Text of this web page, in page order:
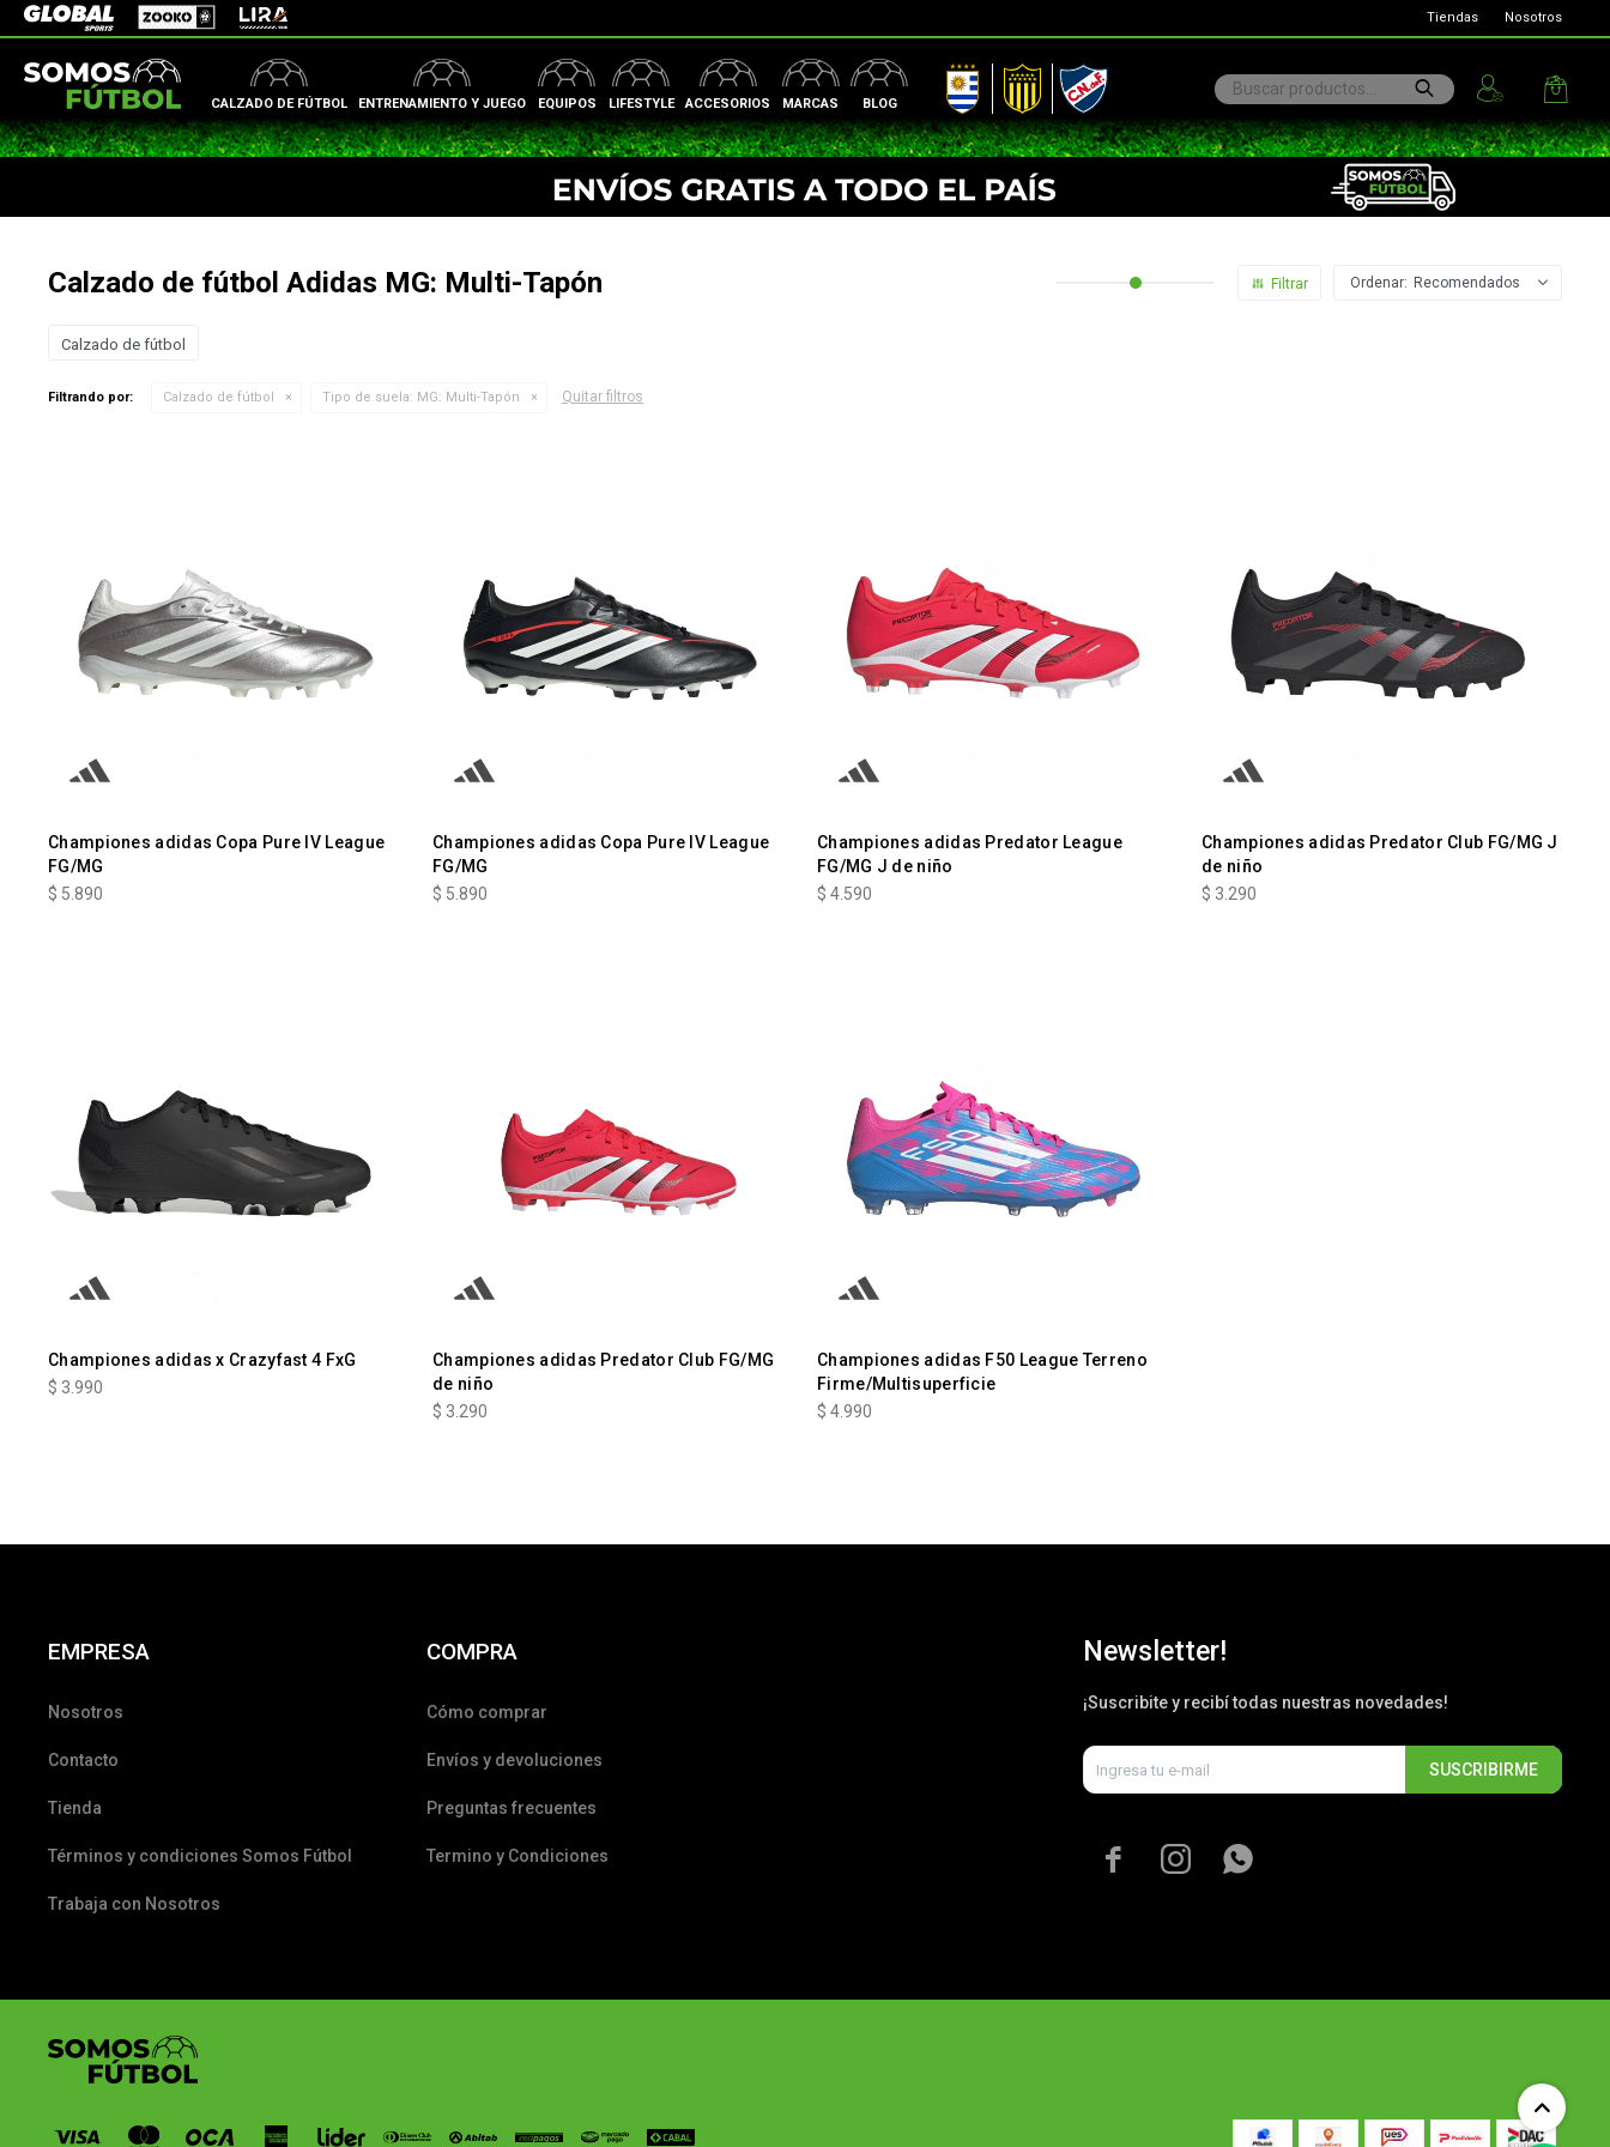
CALZADO DE FÚTBOL ENTRENAMIENTO Y JUEGO EQUIPOS LIFESTYLE ACCESORIOS MARCAS BLOG
AUF Peñarol Nacional
Global Sports Zooko Lira Tiendas Nosotros
Calzado de fútbol Adidas MG: Multi-Tapón Recomendados
Calzado de fútbol
Filtrando por: Calzado de fútbol Tipo de suela: MG: Multi-Tapón Quitar filtros
Championes adidas Copa Pure IV League
FG/MG
$ 5.890
Championes adidas Copa Pure IV League
FG/MG
$ 5.890
Championes adidas Predator League
FG/MG J de niño
$ 4.590
Championes adidas Predator Club FG/MG J
de niño
$ 3.290
Championes adidas x Crazyfast 4 FxG
$ 3.990
Championes adidas Predator Club FG/MG
de niño
$ 3.290
Championes adidas F50 League Terreno
Firme/Multisuperficie
$ 4.990
EMPRESA
Nosotros
Contacto
Tienda
Términos y condiciones Somos Fútbol
Trabaja con Nosotros
COMPRA
Cómo comprar
Envíos y devoluciones
Preguntas frecuentes
Termino y Condiciones
Newsletter!
¡Suscribite y recibí todas nuestras novedades!
SUSCRIBIRME
  